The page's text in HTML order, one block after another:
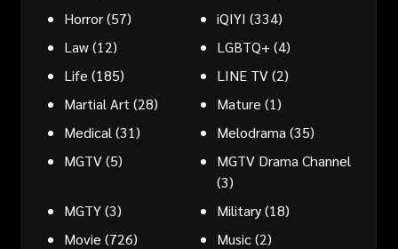
Horror(57) iQIYI (334)
Law(12) LGBTQ+ (4)
Life (185) LINE TV(2)
Martial Art (28) Mature (1)
Medical (31) Melodrama (35)
MGTV(5)
MGTV Drama Channel
(3)
MGTY(3) Military(18)
Movie (726) Music(2)